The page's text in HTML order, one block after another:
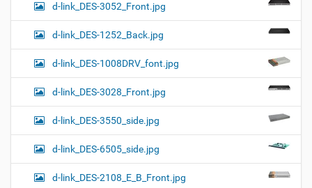
d-link_DES-3052_Front.jpg
d-link_DES-1252_Back.jpg
d-link_DES-1008DRV_font.jpg
d-link_DES-3028_Front.jpg
d-link_DES-3550_side.jpg
d-link_DES-6505_side.jpg
d-link_DES-2108_E_B_Front.jpg